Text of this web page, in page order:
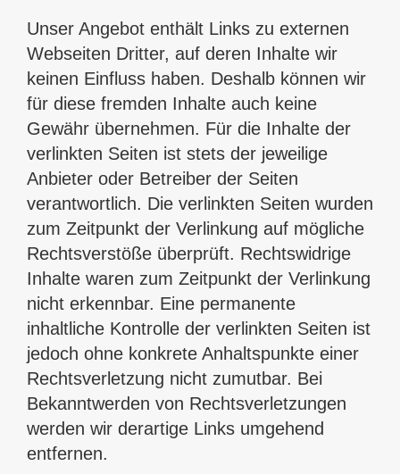
Unser Angebot enthält Links zu externen
Webseiten Dritter, auf deren Inhalte wir
keinen Einfluss haben. Deshalb können wir
für diese fremden Inhalte auch keine
Gewähr übernehmen. Für die Inhalte der
verlinkten Seiten ist stets der jeweilige
Anbieter oder Betreiber der Seiten
verantwortlich. Die verlinkten Seiten wurden
zum Zeitpunkt der Verlinkung auf mögliche
Rechtsverstöße überprüft. Rechtswidrige
Inhalte waren zum Zeitpunkt der Verlinkung
nicht erkennbar. Eine permanente
inhaltliche Kontrolle der verlinkten Seiten ist
jedoch ohne konkrete Anhaltspunkte einer
Rechtsverletzung nicht zumutbar. Bei
Bekanntwerden von Rechtsverletzungen
werden wir derartige Links umgehend
entfernen.